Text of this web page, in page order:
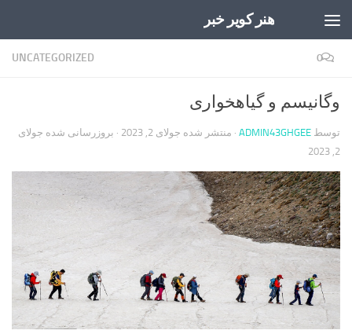
هنر کویر خبر
UNCATEGORIZED 0
وگانیسم و گیاهخواری
توسط ADMIN43GHGEE · منتشر شده جولای 2, 2023 · بروزرسانی شده جولای
2, 2023